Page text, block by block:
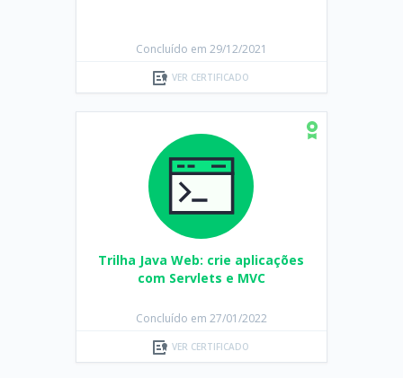
Concluído em 29/12/2021
VER CERTIFICADO
Trilha Java Web: crie aplicações
com Servlets e MVC
Concluído em 27/01/2022
VER CERTIFICADO